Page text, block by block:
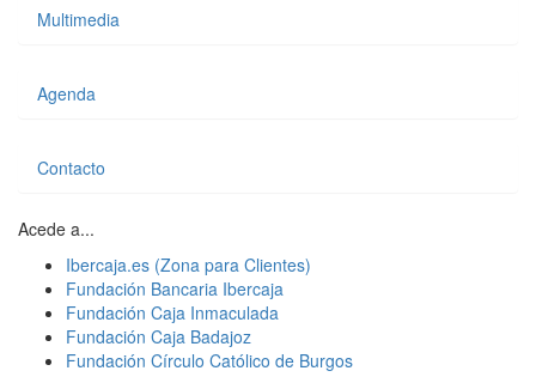
Multimedia
Agenda
Contacto
Acede a...
Ibercaja.es (Zona para Clientes)
Fundación Bancaria Ibercaja
Fundación Caja Inmaculada
Fundación Caja Badajoz
Fundación Círculo Católico de Burgos